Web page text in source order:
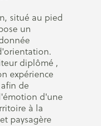
situé au pied
un
diplômé ,
expérience
de
d'une
à la
paysagère